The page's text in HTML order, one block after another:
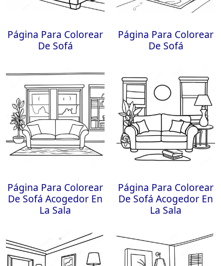
Página Para Colorear
De Sofá
Página Para Colorear
De Sofá
Página Para Colorear
De Sofá Acogedor En
La Sala
Página Para Colorear
De Sofá Acogedor En
La Sala